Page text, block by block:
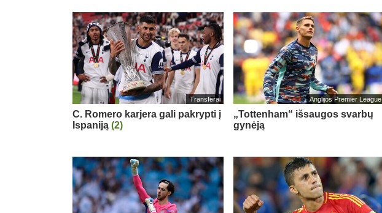
Transferai
C. Romero karjera gali pakrypti į
Ispaniją (2)
Anglijos Premier League
„Tottenham“ išsaugos svarbų
gynėją